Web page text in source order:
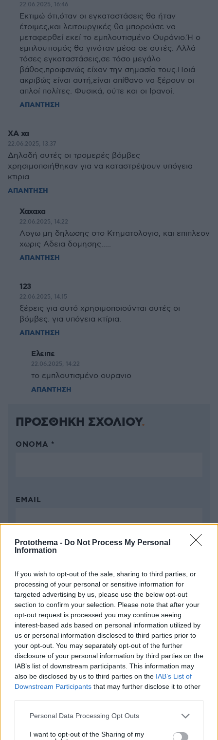
Protothema - Do Not Process My Personal
Information
If you wish to opt-out of the sale, sharing to third parties, or
processing of your personal or sensitive information for
targeted advertising by us, please use the below opt-out
section to confirm your selection. Please note that after your
opt-out request is processed you may continue seeing
interest-based ads based on personal information utilized by
us or personal information disclosed to third parties prior to
your opt-out. You may separately opt-out of the further
disclosure of your personal information by third parties on the
IAB’s list of downstream participants. This information may
also be disclosed by us to third parties on the IAB’s List of
Downstream Participants that may further disclose it to other
Please note that this website/app uses one or more Google
not limited to your visit or usage behaviour. You may click to
Personal Data Processing Opt Outs
I want to opt-out of the Sharing of my
22.06.2025, 16:46
Εκτιμώ ότι,όταν οι εγκαταστάσεις θα ήταν
έτοιμες,και λειτουργικές θα μπορούσε να
μεταφερθεί εκεί το εμπλουτισμένο Ουράνιο.Ή ο
εμπλουτισμός θα γινόταν μέσα σε αυτές. Αλλά
τόσες εγκαταστάσεις,σε τόσο μεγάλο
βάθος,προφανώς είχαν την σημασία τους.Ποιά
ακριβώς είναι αυτή,είναι απίθανο να ξέρουν οι
απλοί πολίτες. Φυσικά, ούτε και οι Ιρανοί.
ΑΠΑΝΤΗΣΗ
ΧΑ χα
22.06.2025, 13:37
Δηλαδή αυτές οι τρομερές βόμβες
χρησιμοποιήθηκαν για να καταστρέψουν υπόγεια
κτιρια
ΑΠΑΝΤΗΣΗ
Χαχαχα
22.06.2025, 14:22
Λογω μη δηλωσης στο Κτηματολογιο, και επιπλεον
χωρις Αδεια δομησης.....
ΑΠΑΝΤΗΣΗ
123
22.06.2025, 14:15
ξέρεις για αυτό χρησιμοποιούνται αυτές οι
βόμβες. για υπόγεια κτίρια.
ΑΠΑΝΤΗΣΗ
Ελειπε
22.06.2025, 14:22
το εμπλουτισμένο ουρανιο
ΑΠΑΝΤΗΣΗ
ΠΡΟΣΘΗΚΗ ΣΧΟΛΙΟΥ
ΌΝΟΜΑ *
EMAIL
ΣΧΌΛΙΟ *
Απομένουν2500χαρακτήρες